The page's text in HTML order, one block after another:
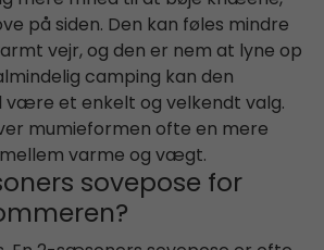
på siden. Den kan føles mindre
vejr, og den er nem at lyne op
camping kan den
være et enkelt og velkendt valg.
mumieformen ofte en mere
varme og vægt.
sovepose for